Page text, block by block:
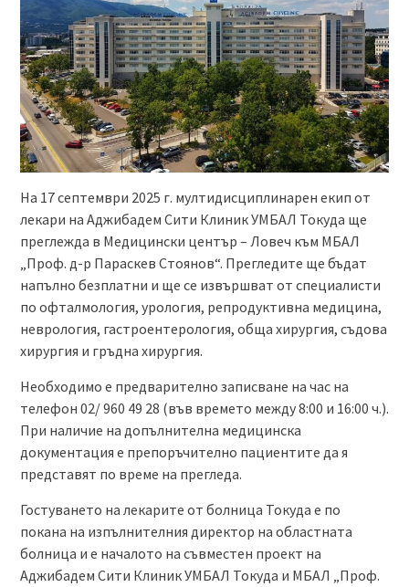
На 17 септември 2025 г. мултидисциплинарен екип от
лекари на Аджибадем Сити Клиник УМБАЛ Токуда ще
преглежда в Медицински център – Ловеч към МБАЛ
„Проф. д-р Параскев Стоянов“. Прегледите ще бъдат
напълно безплатни и ще се извършват от специалисти
по офталмология, урология, репродуктивна медицина,
неврология, гастроентерология, обща хирургия, съдова
хирургия и гръдна хирургия.
Необходимо е предварително записване на час на
телефон 02/ 960 49 28 (във времето между 8:00 и 16:00 ч.).
При наличие на допълнителна медицинска
документация е препоръчително пациентите да я
представят по време на прегледа.
Гостуването на лекарите от болница Токуда е по
покана на изпълнителния директор на областната
болница и е началото на съвместен проект на
Аджибадем Сити Клиник УМБАЛ Токуда и МБАЛ „Проф.